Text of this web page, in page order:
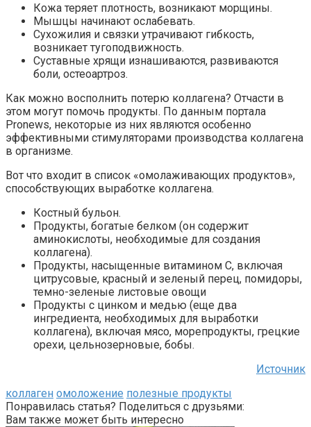
Кожа теряет плотность, возникают морщины.
Мышцы начинают ослабевать.
Сухожилия и связки утрачивают гибкость,
возникает тугоподвижность.
Суставные хрящи изнашиваются, развиваются
боли, остеоартроз.
Как можно восполнить потерю коллагена? Отчасти в
этом могут помочь продукты. По данным портала
Pronews, некоторые из них являются особенно
эффективными стимуляторами производства коллагена
в организме.
Вот что входит в список «омолаживающих продуктов»,
способствующих выработке коллагена.
Костный бульон.
Продукты, богатые белком (он содержит
аминокислоты, необходимые для создания
коллагена).
Продукты, насыщенные витамином С, включая
цитрусовые, красный и зеленый перец, помидоры,
темно-зеленые листовые овощи
Продукты с цинком и медью (еще два
ингредиента, необходимых для выработки
коллагена), включая мясо, морепродукты, грецкие
орехи, цельнозерновые, бобы.
Источник
коллаген омоложение полезные продукты
Понравилась статья? Поделиться с друзьями:
Вам также может быть интересно